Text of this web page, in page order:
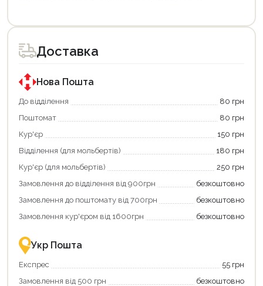
товар
для
покупки
державною
програмою
єКнига.
Використовуйте
карту
щоб
зекономити
та
отримати
переваги!
картою
єКнига
–
зручно
та
товар
для
покупки
державною
програмою
«Національний
кешбек».
покупку
«Національний
кешбек»
та
отримуйте
повернення
Економте
більше
разом
державною
підтримкою!
Доставка
Нова Пошта
До відділення
80 грн
Поштомат
80 грн
Кур'єр
150 грн
Відділення (для мольбертів)
180 грн
Кур'єр (для мольбертів)
250 грн
Замовлення до відділення від 900грн
безкоштовно
Замовлення до поштомату від 700грн
безкоштовно
Замовлення кур'єром від 1600грн
безкоштовно
Укр Пошта
Експрес
55 грн
Замовлення від 500 грн
безкоштовно